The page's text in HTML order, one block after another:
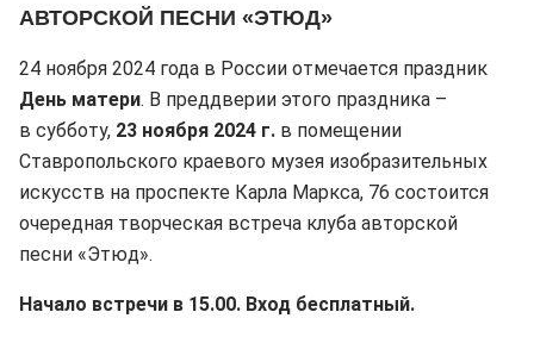
АВТОРСКОЙ ПЕСНИ «ЭТЮД»
24 ноября 2024 года в России отмечается праздник
День матери. В преддверии этого праздника –
в субботу, 23 ноября 2024 г. в помещении
Ставропольского краевого музея изобразительных
искусств на проспекте Карла Маркса, 76 состоится
очередная творческая встреча клуба авторской
песни «Этюд».
Начало встречи в 15.00. Вход бесплатный.